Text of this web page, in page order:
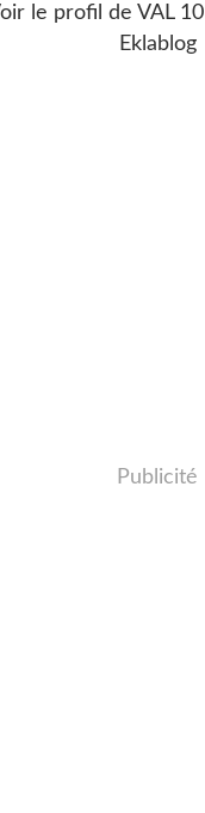
le profil de VAL 10
Eklablog
Publicité